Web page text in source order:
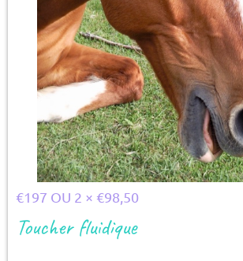
€197 OU 2 × €98,50
Toucher fluidique